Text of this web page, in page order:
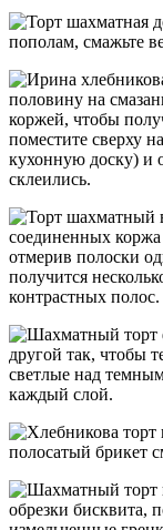
пополам, смажьте
половину на
коржей, чтобы
поместите сверху
кухонную доску) и
склеились.
соединенных коржа
отмерив полоски
получится
контрастных полос.
другой так, чтобы
светлые над
каждый слой.
полосатый брикет
обрезки бисквита,